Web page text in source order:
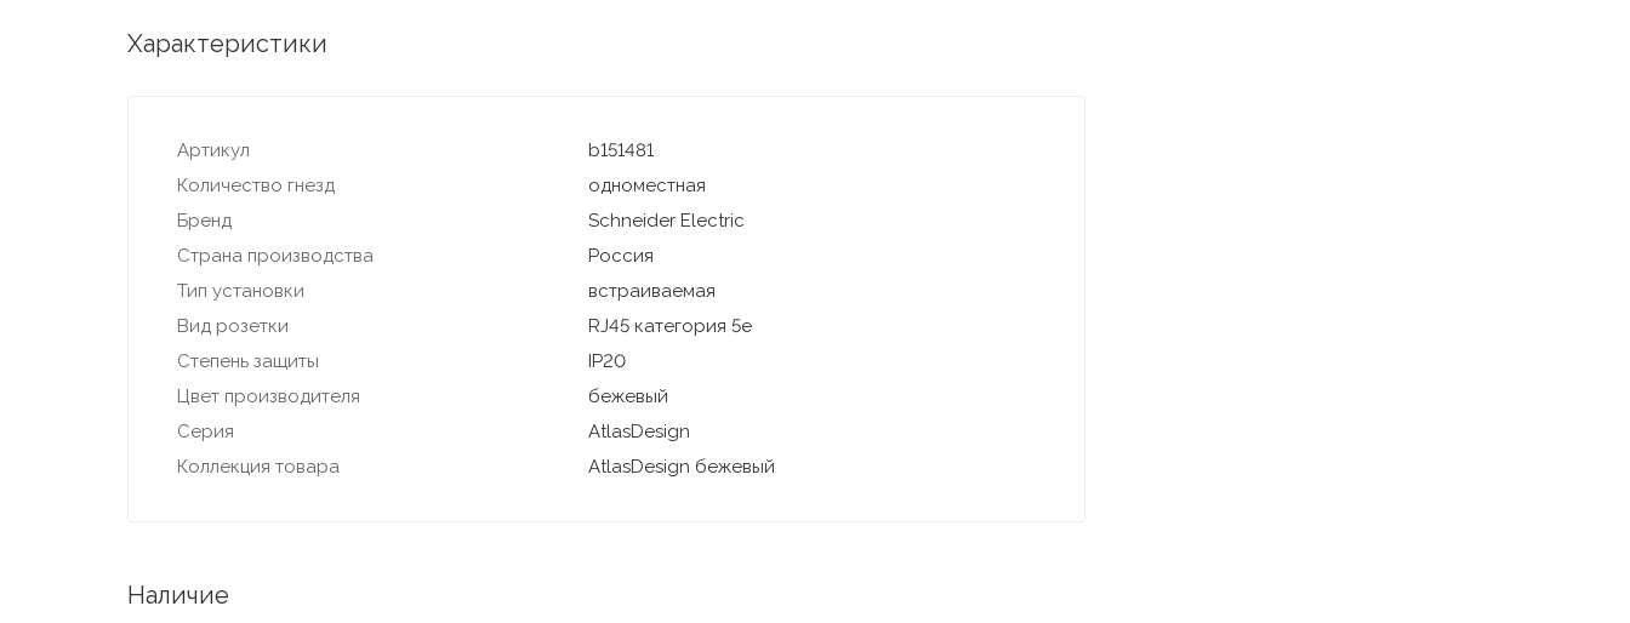
Характеристики
Артикул
b151481
Количество гнезд
одноместная
Бренд
Schneider Electric
Страна производства
Россия
Тип установки
встраиваемая
Вид розетки
RJ45 категория 5е
Степень защиты
IP20
Цвет производителя
бежeвый
Серия
AtlasDesign
Коллекция товара
AtlasDesign бежeвый
Наличие